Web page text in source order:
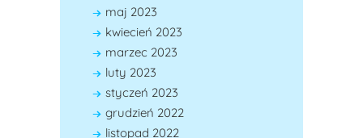
maj 2023
kwiecień 2023
marzec 2023
luty 2023
styczeń 2023
grudzień 2022
listopad 2022